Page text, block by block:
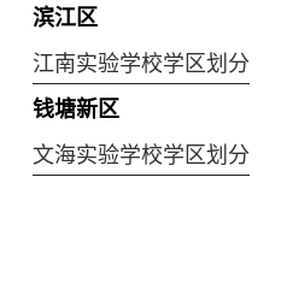
滨江区
江南实验学校学区划分
钱塘新区
文海实验学校学区划分